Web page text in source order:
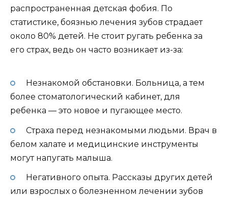
распространенная детская фобия. По
статистике, боязнью лечения зубов страдает
около 80% детей. Не стоит ругать ребенка за
его страх, ведь он часто возникает из-за:
Незнакомой обстановки. Больница, а тем
более стоматологический кабинет, для
ребенка — это новое и пугающее место.
Страха перед незнакомыми людьми. Врач в
белом халате и медицинские инструменты
могут напугать малыша.
Негативного опыта. Рассказы других детей
или взрослых о болезненном лечении зубов